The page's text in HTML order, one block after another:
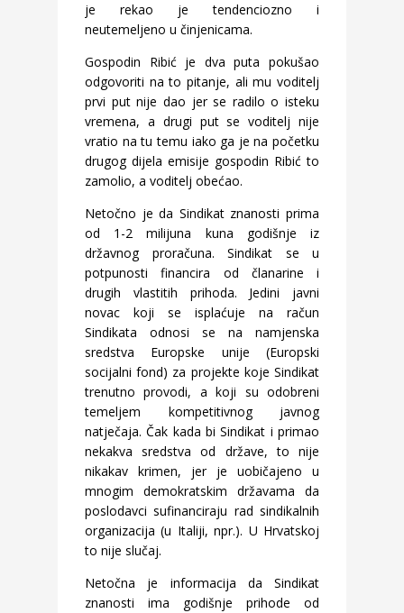
je rekao je tendenciozno i
neutemeljeno u činjenicama.
Gospodin Ribić je dva puta pokušao
odgovoriti na to pitanje, ali mu voditelj
prvi put nije dao jer se radilo o isteku
vremena, a drugi put se voditelj nije
vratio na tu temu iako ga je na početku
drugog dijela emisije gospodin Ribić to
zamolio, a voditelj obećao.
Netočno je da Sindikat znanosti prima
od 1-2 milijuna kuna godišnje iz
državnog proračuna. Sindikat se u
potpunosti financira od članarine i
drugih vlastitih prihoda. Jedini javni
novac koji se isplaćuje na račun
Sindikata odnosi se na namjenska
sredstva Europske unije (Europski
socijalni fond) za projekte koje Sindikat
trenutno provodi, a koji su odobreni
temeljem kompetitivnog javnog
natječaja. Čak kada bi Sindikat i primao
nekakva sredstva od države, to nije
nikakav krimen, jer je uobičajeno u
mnogim demokratskim državama da
poslodavci sufinanciraju rad sindikalnih
organizacija (u Italiji, npr.). U Hrvatskoj
to nije slučaj.
Netočna je informacija da Sindikat
znanosti ima godišnje prihode od